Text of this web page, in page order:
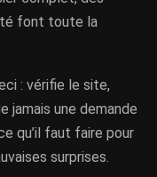
font toute la
: vérifie le site,
une demande
qu’il faut faire pour
surprises.